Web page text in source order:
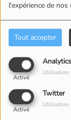
l'expérience de
Tout accepter
Analytics
Activé
Twitter
Activé
Il semble que